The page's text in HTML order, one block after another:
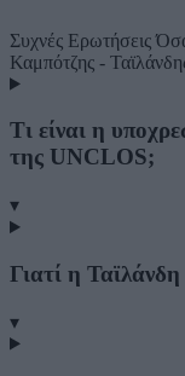
Συχνές Ερωτήσεις
Καμπότζης -
Τι είναι η
της UNCLOS;
▾
Γιατί η
▾